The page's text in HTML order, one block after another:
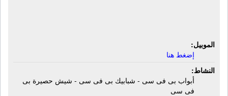
الموبيل:
إضغط هنا
النشاط:
أبواب بى فى سى - شبابيك بى فى سى - شيش حصيرة بى
فى سى